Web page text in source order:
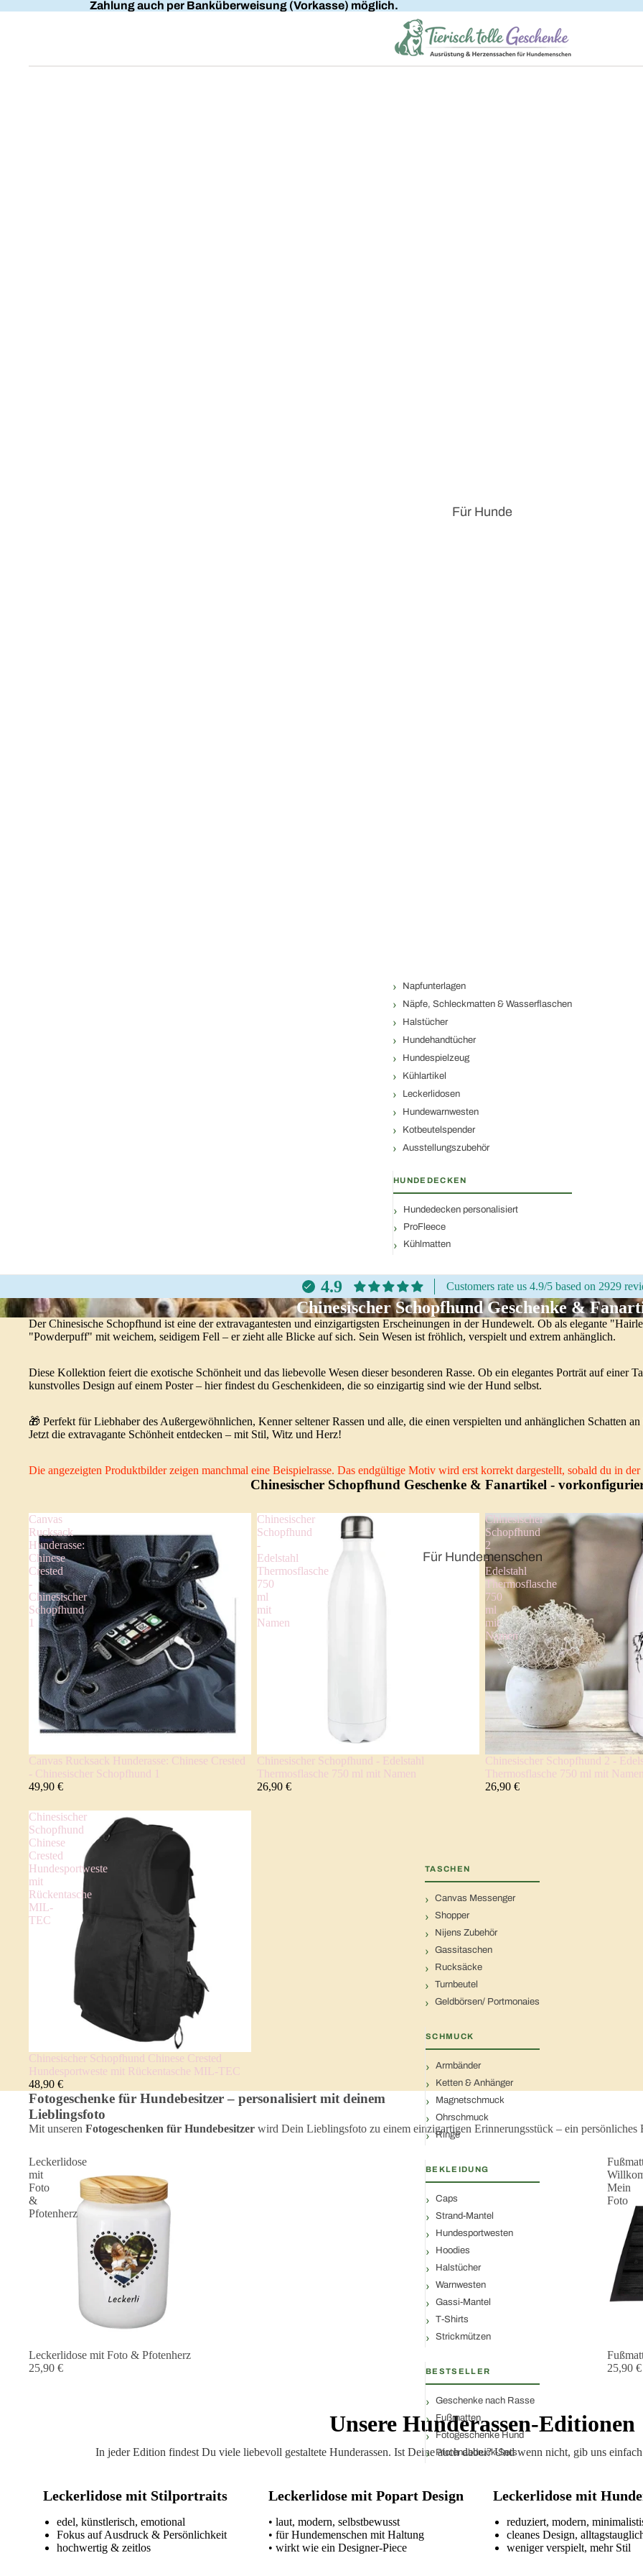
Zahlung auch per Banküberweisung (Vorkasse) möglich.
Für Hunde
Napfunterlagen
Näpfe, Schleckmatten & Wasserflaschen
Halstücher
Hundehandtücher
Hundespielzeug
Kühlartikel
Leckerlidosen
Hundewarnwesten
Kotbeutelspender
Ausstellungszubehör
HUNDEDECKEN
Hundedecken personalisiert
ProFleece
Kühlmatten
Für Hundemenschen
TASCHEN
Canvas Messenger
Shopper
Nijens Zubehör
Gassitaschen
Rucksäcke
Turnbeutel
Geldbörsen/ Portmonaies
SCHMUCK
Armbänder
Ketten & Anhänger
Magnetschmuck
Ohrschmuck
Ringe
BEKLEIDUNG
Caps
Strand-Mantel
Hundesportwesten
Hoodies
Halstücher
Warnwesten
Gassi-Mantel
T-Shirts
Strickmützen
BESTSELLER
Geschenke nach Rasse
Fußmatten
Fotogeschenke Hund
Pfotenabdruck-Sets
4.9 Customers rate us 4.9/5 based on 2929
Chinesischer Schopfhund Geschenke &
Der Chinesische Schopfhund ist eine der extravagantesten und einzigartigsten Erscheinungen in der Hundewelt. Ob als elegante
"Powderpuff" mit weichem, seidigem Fell – er zieht alle Blicke auf sich. Sein Wesen ist fröhlich, verspielt und extrem anhänglich.
Diese Kollektion feiert die exotische Schönheit und das liebevolle Wesen dieser besonderen Rasse. Ob ein elegantes Porträt auf
kunstvolles Design auf einem Poster – hier findest du Geschenkideen, die so einzigartig sind wie der Hund selbst.
🎁 Perfekt für Liebhaber des Außergewöhnlichen, Kenner seltener Rassen und alle, die einen verspielten und anhänglichen Schatten
Jetzt die extravagante Schönheit entdecken – mit Stil, Witz und Herz!
Die angezeigten Produktbilder zeigen manchmal eine Beispielrasse. Das endgültige Motiv wird erst korrekt dargestellt, sobald du in
Chinesischer Schopfhund Geschenke & Fanartikel -
Canvas
Rucksack
Hunderasse:
Chinese
Crested
-
Chinesischer
Schopfhund
1
Canvas Rucksack Hunderasse: Chinese Crested
- Chinesischer Schopfhund 1
49,90 €
Chinesischer
Schopfhund
-
Edelstahl
Thermosflasche
750
ml
mit
Namen
Chinesischer Schopfhund - Edelstahl
Thermosflasche 750 ml mit Namen
26,90 €
Chinesischer
Schopfhund
2
-
Edelstahl
Thermosflasche
750
ml
mit
Namen
Chinesischer Schopfhund 2 -
Thermosflasche 750 ml mit Namen
26,90 €
Chinesischer
Schopfhund
Chinese
Crested
Hundesportweste
mit
Rückentasche
MIL-
TEC
Chinesischer Schopfhund Chinese Crested
Hundesportweste mit Rückentasche MIL-TEC
48,90 €
Fotogeschenke für Hundebesitzer – personalisiert mit deinem
Lieblingsfoto
Mit unseren Fotogeschenken für Hundebesitzer wird Dein Lieblingsfoto zu einem einzigartigen Erinnerungsstück – ein persönliches
Leckerlidose
mit
Foto
&
Pfotenherz
Leckerlidose mit Foto & Pfotenherz
25,90 €
Mein
Foto
25,90 €
Unsere Hunderassen-Editionen
In jeder Edition findest Du viele liebevoll gestaltete Hunderassen. Ist Deine auch dabei? Und wenn nicht, gib uns
Leckerlidose mit Stilportraits
edel, künstlerisch, emotional
Fokus auf Ausdruck & Persönlichkeit
hochwertig & zeitlos
Leckerlidose mit Popart Design
• laut, modern, selbstbewusst
• für Hundemenschen mit Haltung
• wirkt wie ein Designer-Piece
Leckerlidose mit
reduziert, modern,
cleanes Design,
weniger verspielt, mehr Stil